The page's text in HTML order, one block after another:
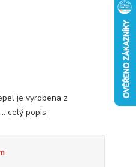
je vyrobena z
celý popis